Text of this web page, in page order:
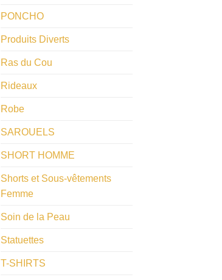
PONCHO
Produits Diverts
Ras du Cou
Rideaux
Robe
SAROUELS
SHORT HOMME
Shorts et Sous-vêtements
Femme
Soin de la Peau
Statuettes
T-SHIRTS